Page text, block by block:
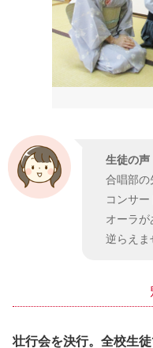
生徒の声
合唱部の
コンサー
オーラが
逆らえま
壮行会を決行。全校生